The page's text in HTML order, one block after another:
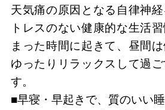
天気痛の原因となる自律神
トレスのない健康的な生活
まった時間に起きて、昼間
ゆったりリラックスして過
す。
■早寝・早起きで、質のいい睡